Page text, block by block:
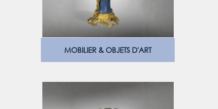
MOBILIER & OBJETS D'ART